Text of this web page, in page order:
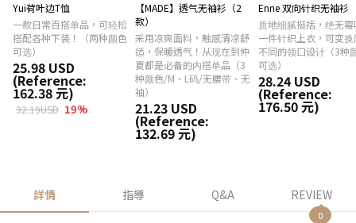
Yui荷叶边T恤
一款日常百搭单品，可轻松
搭配各种下装！（两种颜色
可选）
25.98 USD
(Reference:
162.38 元)
32.19USD 19%
【MADE】透气无袖衫（2
款）
采用凉爽面料，触感清凉舒
适，保暖透气！从现在到仲
夏都是必备的内搭单品（3
种颜色/M、L码/无腰带、无
袖）
21.23 USD
(Reference:
132.69 元)
Enne 双向针织无袖衫
质地细腻挺括，绝无霉
一件针织上衣，可变换
不同的领口设计（3种
可选）
28.24 USD
(Reference:
176.50 元)
詳情 指導 Q&A REVIEW
0